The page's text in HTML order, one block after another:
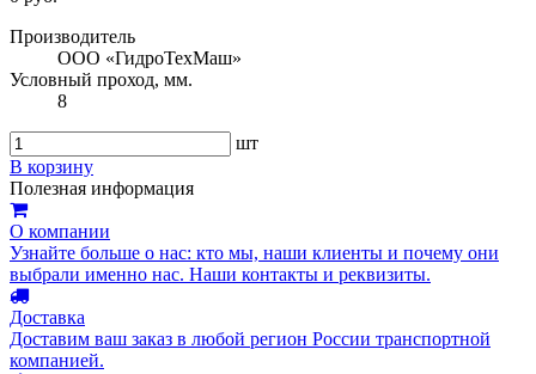
Производитель
ООО «ГидроТехМаш»
Условный проход, мм.
8
шт
В корзину
Полезная информация
О компании
Узнайте больше о нас: кто мы, наши клиенты и почему они
выбрали именно нас. Наши контакты и реквизиты.
Доставка
Доставим ваш заказ в любой регион России транспортной
компанией.